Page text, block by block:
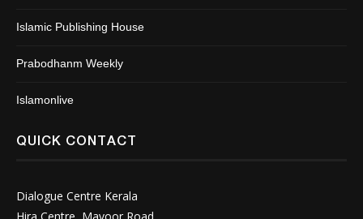
Islamic Publishing House
Prabodhanm Weekly
Islamonlive
QUICK CONTACT
Dialogue Centre Kerala